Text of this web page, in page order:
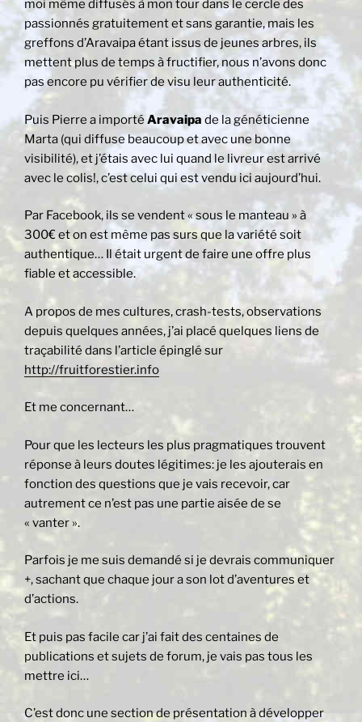
moi même diffusés à mon tour dans le cercle des
passionnés gratuitement et sans garantie, mais les
greffons d’Aravaipa étant issus de jeunes arbres, ils
mettent plus de temps à fructifier, nous n’avons donc
pas encore pu vérifier de visu leur authenticité.
Puis Pierre a importé Aravaipa de la généticienne
Marta (qui diffuse beaucoup et avec une bonne
visibilité), et j’étais avec lui quand le livreur est arrivé
avec le colis!, c’est celui qui est vendu ici aujourd’hui.
Par Facebook, ils se vendent « sous le manteau » à
300€ et on est même pas surs que la variété soit
authentique… Il était urgent de faire une offre plus
fiable et accessible.
A propos de mes cultures, crash-tests, observations
depuis quelques années, j’ai placé quelques liens de
traçabilité dans l’article épinglé sur
http://fruitforestier.info
Et me concernant…
Pour que les lecteurs les plus pragmatiques trouvent
réponse à leurs doutes légitimes: je les ajouterais en
fonction des questions que je vais recevoir, car
autrement ce n’est pas une partie aisée de se
« vanter ».
Parfois je me suis demandé si je devrais communiquer
+, sachant que chaque jour a son lot d’aventures et
d’actions.
Et puis pas facile car j’ai fait des centaines de
publications et sujets de forum, je vais pas tous les
mettre ici…
C’est donc une section de présentation à développer